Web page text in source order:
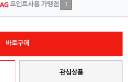
포인트사용 가맹점 ?
바로구매
관심상품